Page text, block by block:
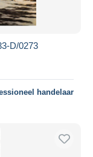
D/0273
handelaar